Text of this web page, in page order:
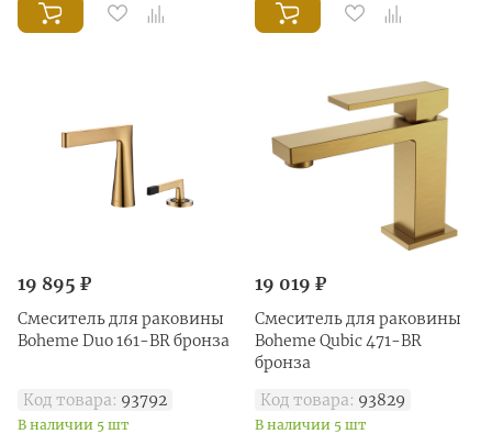
19 895 ₽
Смеситель для раковины
Boheme Duo 161-BR бронза
Код товара: 93792
В наличии 5 шт
19 019 ₽
Смеситель для раковины
Boheme Qubic 471-BR
бронза
Код товара: 93829
В наличии 5 шт